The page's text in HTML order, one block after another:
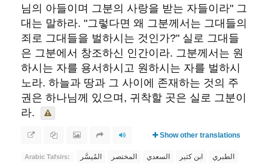
님의 아들이며 그분의 사랑을 받는 자들이라" 그
대는 말하라. "그렇다면 왜 그분께서는 그대들의
죄로 그대들을 벌하시는 것인가?" 실로 그대들
은 그분에서 창조하신 인간이라. 그분께서는 원
하시는 자를 용서하시고 원하시는 자를 벌하시
노라. 하늘과 땅과 그 사이에 존재하는 것의 주
권은 하나님께 있으며, 귀착할 곳은 실로 그분이
라. ​
Show other translations
Arabic Tafsirs: المُيسَّر المختصر السعدي ابن كثير الطبري